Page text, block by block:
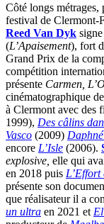
Côté longs métrages,
festival de Clermont-
Reed Van Dyk
(L’Apaisement), fort
Grand Prix de la
compétition
présente Carmen,
cinématographique
à Clermont avec des
1999), Des câlins
Vasco (2009) Daphné
encore L’Isle (2006).
explosive, elle qui
en 2018 puis
présente son
que réalisateur il a
un ultra en 2021 et